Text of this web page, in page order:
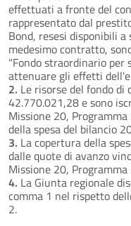
effettuati a fronte del
rappresentato dal
Bond, resesi disponibili
medesimo contratto,
"Fondo straordinario per
attenuare gli effetti
2. Le risorse del fondo
42.770.021,28 e sono
Missione 20,
della spesa del bilancio
3. La copertura della
dalle quote di avanzo
Missione 20, Programma
4. La Giunta regionale
comma 1 nel rispetto
2.